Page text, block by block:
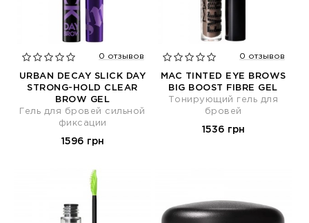
0 отзывов
URBAN DECAY SLICK DAY
STRONG-HOLD CLEAR
BROW GEL
Гель для бровей сильной
фиксации
1596 грн
0 отзывов
MAC TINTED EYE BROWS
BIG BOOST FIBRE GEL
Тонирующий гель для
бровей
1536 грн